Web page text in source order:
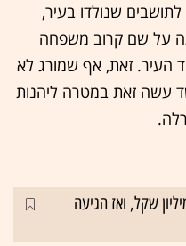
לתושבים שנולדו בעיר,
על שם קרוב משפחה
העיר. זאת, אף שמורג לא
עשה זאת במטרה ליהנות
מכר וילה בארסוף ב-27 מיליון שקל, ואז הגיעה